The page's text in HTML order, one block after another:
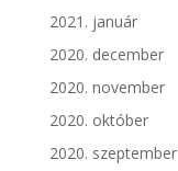
2021. január
2020. december
2020. november
2020. október
2020. szeptember